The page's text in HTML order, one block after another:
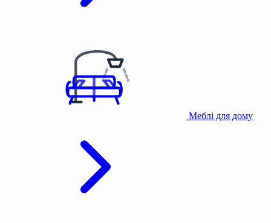
Меблі для дому